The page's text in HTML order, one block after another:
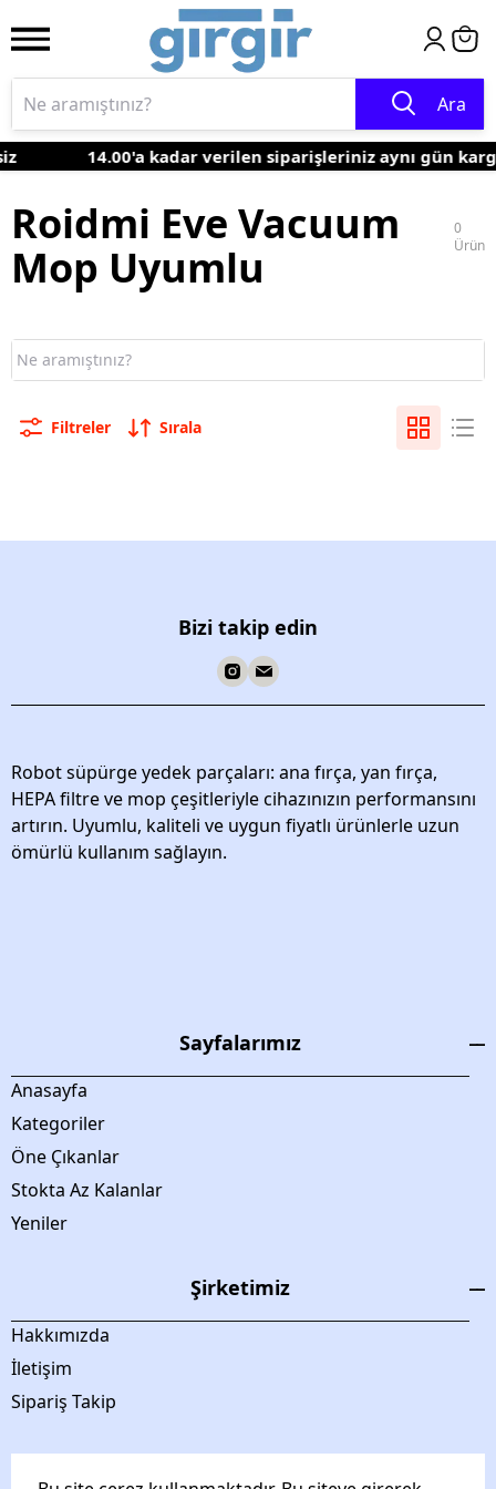
Ara
14.00'a kadar verilen siparişleriniz aynı gün
Roidmi Eve Vacuum
Mop Uyumlu
0
Ürün
Filtreler Sırala
Bizi takip edin
Robot süpürge yedek parçaları: ana fırça, yan fırça,
HEPA filtre ve mop çeşitleriyle cihazınızın performansını
artırın. Uyumlu, kaliteli ve uygun fiyatlı ürünlerle uzun
ömürlü kullanım sağlayın.
Sayfalarımız
Anasayfa
Kategoriler
Öne Çıkanlar
Stokta Az Kalanlar
Yeniler
Şirketimiz
Hakkımızda
İletişim
Sipariş Takip